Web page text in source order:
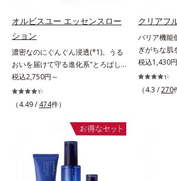
らずのまっさら肌へ。メイクのり
(*7)もよくなります。さわやかさ広
がるシトラスハーバルの香り。*1
乾燥による*2 クエン酸配合＝角層
柔軟成分*3 イソペンチルジオール
配合＝保湿成分*4 ツボクサ葉エキ
ス配合＝保湿成分*5 パルミチン酸
アスコルビルリン酸3Na配合＝保湿
NG、セラミドAP配合＝保湿成分*7
汚れを落とすことによる
うるおい
指します。
不使用(*5)
のフリー処
います。*1
こと*2 敏感
（すべての
へ導く保
オルビスユー エッセンスロー
ション
濃密なのにぐんぐん浸透(*1)。うる
おいを届けて守る進化系"とろぱし
ゃ"ローション。7000種を超える成
分から厳選し、「うるおいの質
(*1)」に着目した初期エイジングケ
来のうるおいやバリア機能にアプロ
ーチする初期エイジングケアシリー
ズです。「うるおいの質」に着目
し、肌荒れを予防しながらうるおい
に満ちた美しい肌へと導きます。ポ
税込2,750円～
（4.49 / 474件）
クリアフ
バリア機能
ぎがちな肌
ビ対策化粧
てしまう」
る」「マ
「毛穴の
ローチす
由来成分
税込1,430
（4.3 /270